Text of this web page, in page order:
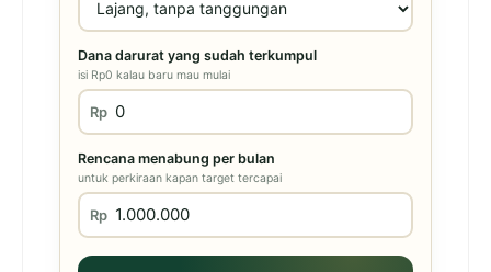
Dana darurat yang sudah terkumpul
isi Rp0 kalau baru mau mulai
Rp
Rencana menabung per bulan
untuk perkiraan kapan target tercapai
Rp